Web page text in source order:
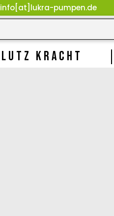
info[at]lukra-pumpen.de
LUTZ KRACHT